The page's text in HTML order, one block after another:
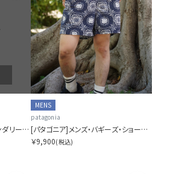
[パタゴニア]ウィメンズ・クアンダリー・ジョガーズ
MENS
patagonia
[パタゴニア]メンズ・バギーズ・ショーツ ５インチ
￥9,900(税込)